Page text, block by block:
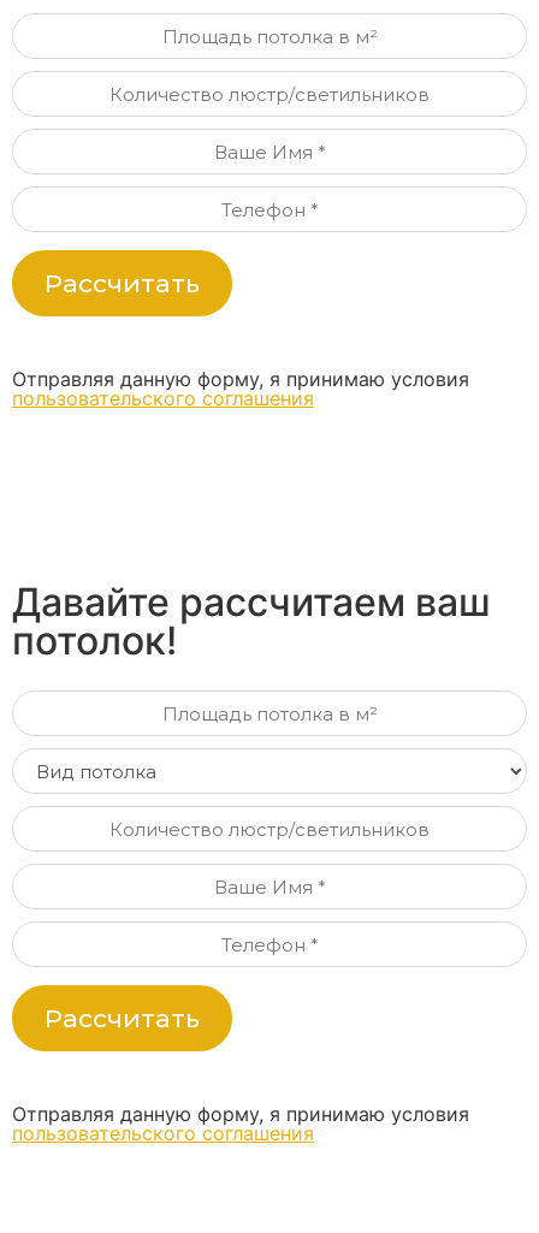
Рассчитать
Отправляя данную форму, я принимаю условия
пользовательского соглашения
Давайте рассчитаем ваш
потолок!
Рассчитать
Отправляя данную форму, я принимаю условия
пользовательского соглашения